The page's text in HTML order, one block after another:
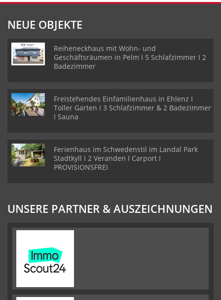
NEUE OBJEKTE
Reiheneckhaus mit Wohn- und
Geschäftsräumen in Pelm I 5 Schlafzimmer I 2
Badezimmer
Freistehendes Einfamilienhaus in Ehlenz I
Toller Garten I 3 Schlafzimmer & 2 Badezimmer
I Sauna
Ferienhaus im Schwedenstil im Landal Park
Stadtkyll I 2 Veranden I Carport I
PROVISIONSFREI
UNSERE PARTNER & AUSZEICHNUNGEN